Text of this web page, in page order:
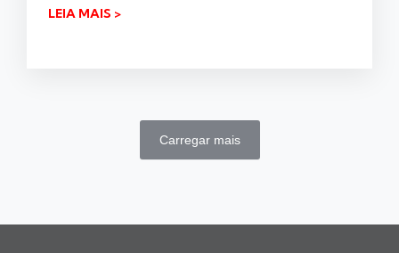
LEIA MAIS >
Carregar mais